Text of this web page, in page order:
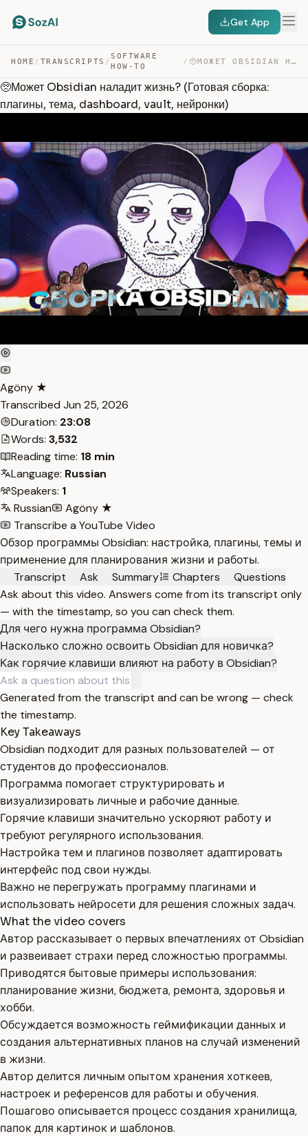
Get App
HOME / TRANSCRIPTS /
SOFTWARE
HOW-TO
/ 🥺МОЖЕТ OBSIDIAN НАЛАДИТ ЖИЗНЬ? (ГОТОВАЯ СБОРКА: ПЛАГИНЫ… — TRANSCRIPT
🥺Может Obsidian наладит жизнь? (Готовая сборка:
плагины, тема, dashboard, vault, нейронки)
Agöny ★
Transcribed Jun 25, 2026
Duration: 23:08
Words: 3,532
Reading time: 18 min
Language: Russian
Speakers: 1
Russian
Agöny ★
Transcribe a YouTube Video
Обзор программы Obsidian: настройка, плагины, темы и
применение для планирования жизни и работы.
Transcript
Ask Summary Chapters
Questions
Ask about this video. Answers come from its transcript only
— with the timestamp, so you can check them.
Для чего нужна программа Obsidian?
Насколько сложно освоить Obsidian для новичка?
Как горячие клавиши влияют на работу в Obsidian?
Generated from the transcript and can be wrong — check
the timestamp.
Key Takeaways
Obsidian подходит для разных пользователей — от
студентов до профессионалов.
Программа помогает структурировать и
визуализировать личные и рабочие данные.
Горячие клавиши значительно ускоряют работу и
требуют регулярного использования.
Настройка тем и плагинов позволяет адаптировать
интерфейс под свои нужды.
Важно не перегружать программу плагинами и
использовать нейросети для решения сложных задач.
What the video covers
Автор рассказывает о первых впечатлениях от Obsidian
и развеивает страхи перед сложностью программы.
Приводятся бытовые примеры использования:
планирование жизни, бюджета, ремонта, здоровья и
хобби.
Обсуждается возможность геймификации данных и
создания альтернативных планов на случай изменений
в жизни.
Автор делится личным опытом хранения хоткеев,
настроек и референсов для работы и обучения.
Пошагово описывается процесс создания хранилища,
папок для картинок и шаблонов.